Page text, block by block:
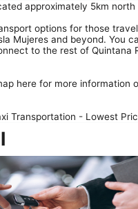
примерно в 18 км к
approximately 5km
options for those
Mujeres and beyond. You
to the rest of
here for more information